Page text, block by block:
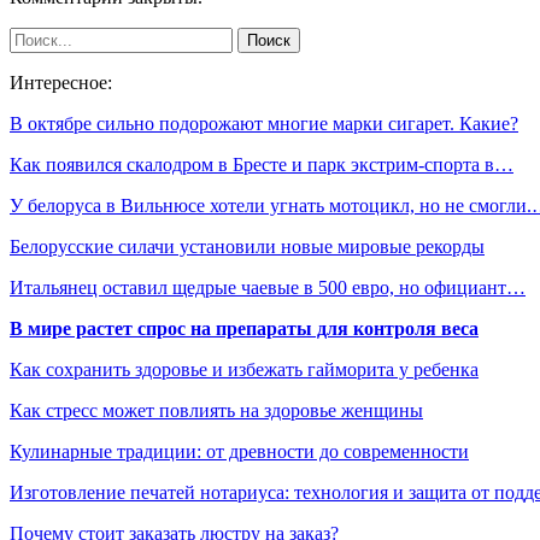
Интересное:
В октябре сильно подорожают многие марки сигарет. Какие?
Как появился скалодром в Бресте и парк экстрим-спорта в…
У белоруса в Вильнюсе хотели угнать мотоцикл, но не
Белорусские силачи установили новые мировые рекорды
Итальянец оставил щедрые чаевые в 500 евро, но официант…
В мире растет спрос на препараты для контроля веса
Как сохранить здоровье и избежать гайморита у ребенка
Как стресс может повлиять на здоровье женщины
Кулинарные традиции: от древности до современности
Изготовление печатей нотариуса: технология и защита от
Почему стоит заказать люстру на заказ?